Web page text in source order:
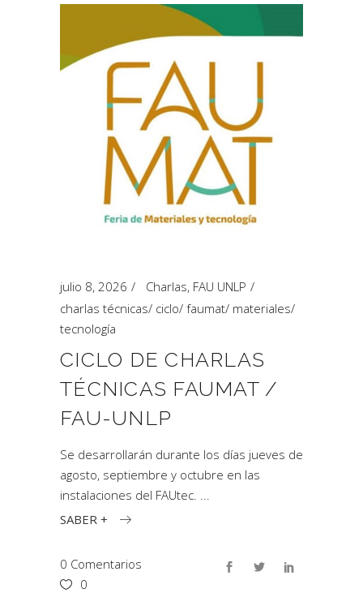
julio 8, 2026 Charlas, FAU UNLP
charlas técnicas/ ciclo/ faumat/ materiales/
tecnología
CICLO DE CHARLAS
TÉCNICAS FAUMAT /
FAU-UNLP
Se desarrollarán durante los días jueves de
agosto, septiembre y octubre en las
instalaciones del FAUtec.
SABER +
0 Comentarios
0